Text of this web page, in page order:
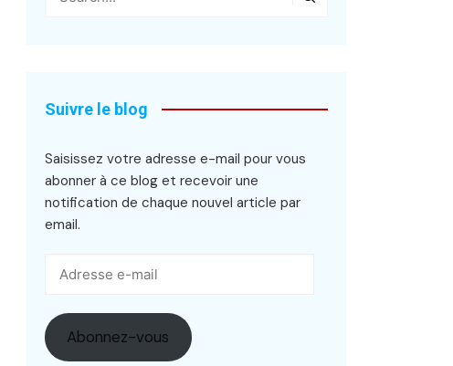
Suivre le blog
Saisissez votre adresse e-mail pour vous
abonner à ce blog et recevoir une
notification de chaque nouvel article par
email.
Abonnez-vous